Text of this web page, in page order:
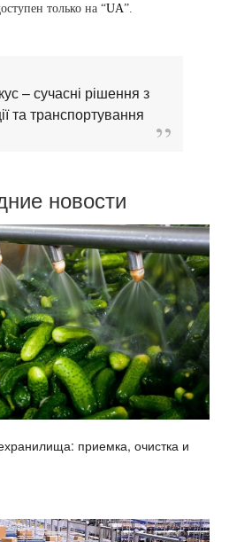
только на “UA”.
– сучасні рішення з
та транспортування
новости
приемка, очистка и